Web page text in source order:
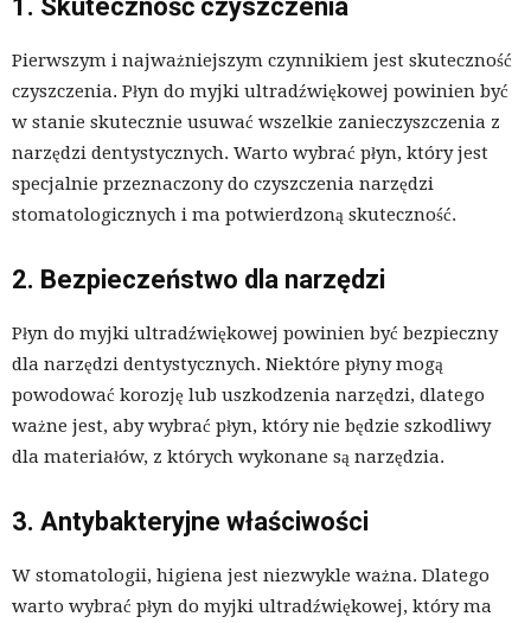
1. Skuteczność czyszczenia
Pierwszym i najważniejszym czynnikiem jest skuteczność
czyszczenia. Płyn do myjki ultradźwiękowej powinien być
w stanie skutecznie usuwać wszelkie zanieczyszczenia z
narzędzi dentystycznych. Warto wybrać płyn, który jest
specjalnie przeznaczony do czyszczenia narzędzi
stomatologicznych i ma potwierdzoną skuteczność.
2. Bezpieczeństwo dla narzędzi
Płyn do myjki ultradźwiękowej powinien być bezpieczny
dla narzędzi dentystycznych. Niektóre płyny mogą
powodować korozję lub uszkodzenia narzędzi, dlatego
ważne jest, aby wybrać płyn, który nie będzie szkodliwy
dla materiałów, z których wykonane są narzędzia.
3. Antybakteryjne właściwości
W stomatologii, higiena jest niezwykle ważna. Dlatego
warto wybrać płyn do myjki ultradźwiękowej, który ma